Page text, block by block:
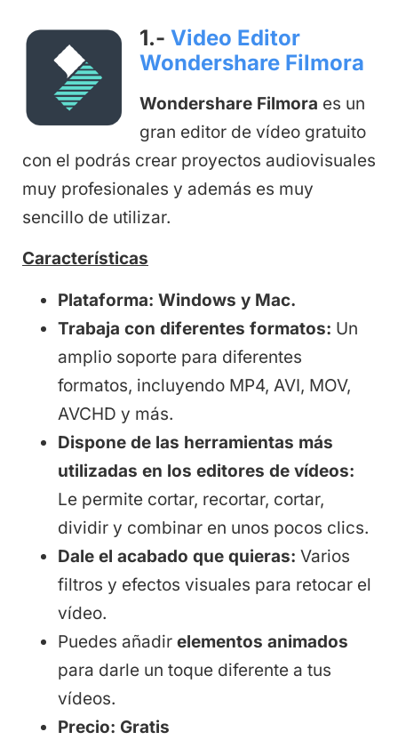
1.- Video Editor
Wondershare Filmora
Wondershare Filmora es un
gran editor de vídeo gratuito
con el podrás crear proyectos audiovisuales
muy profesionales y además es muy
sencillo de utilizar.
Características
Plataforma: Windows y Mac.
Trabaja con diferentes formatos: Un
amplio soporte para diferentes
formatos, incluyendo MP4, AVI, MOV,
AVCHD y más.
Dispone de las herramientas más
utilizadas en los editores de vídeos:
Le permite cortar, recortar, cortar,
dividir y combinar en unos pocos clics.
Dale el acabado que quieras: Varios
filtros y efectos visuales para retocar el
vídeo.
Puedes añadir elementos animados
para darle un toque diferente a tus
vídeos.
Precio: Gratis